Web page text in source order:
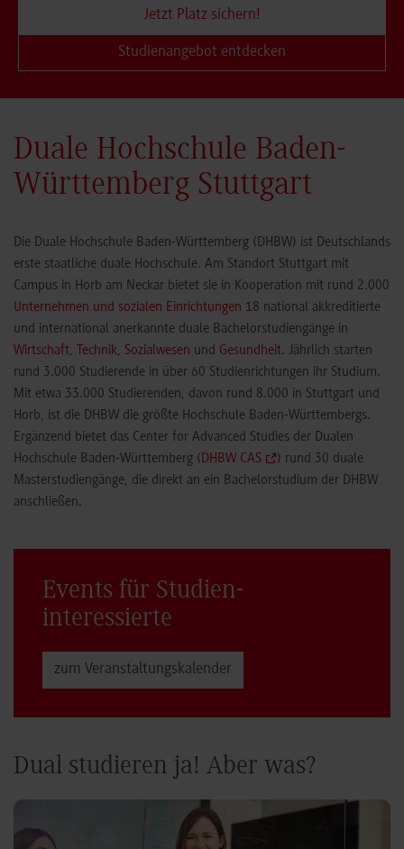
Jetzt Platz sichern!
Studienangebot entdecken
Duale Hochschule Baden-
Württemberg Stuttgart
Die Duale Hochschule Baden-Württemberg (DHBW) ist Deutschlands
erste staatliche duale Hochschule. Am Standort Stuttgart mit
Campus in Horb am Neckar bietet sie in Kooperation mit rund 2.000
Unternehmen und sozialen Einrichtungen 18 national akkreditierte
und international anerkannte duale Bachelorstudiengänge in
Wirtschaft, Technik, Sozialwesen und Gesundheit. Jährlich starten
rund 3.000 Studierende in über 60 Studienrichtungen ihr Studium.
Mit etwa 33.000 Studierenden, davon rund 8.000 in Stuttgart und
Horb, ist die DHBW die größte Hochschule Baden-Württembergs.
Ergänzend bietet das Center for Advanced Studies der Dualen
Hochschule Baden-Württemberg (DHBW CAS
) rund 30 duale
Masterstudiengänge, die direkt an ein Bachelorstudium der DHBW
anschließen.
Events für Studien­
interessierte
zum Veranstaltungs­kalender
Dual studieren ja! Aber was?